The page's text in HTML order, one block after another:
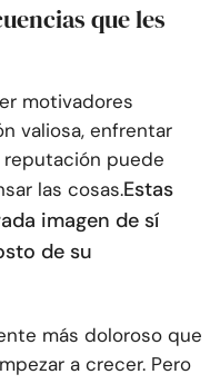
que les
motivadores
valiosa, enfrentar
reputación puede
las cosas.Estas
imagen de sí
de su
más doloroso que
a crecer. Pero